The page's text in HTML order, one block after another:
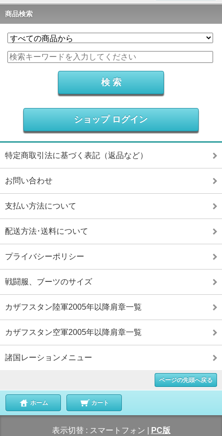
商品検索
ショップ ログイン
特定商取引法に基づく表記（返品など）
お問い合わせ
支払い方法について
配送方法･送料について
プライバシーポリシー
戦闘服、ブーツのサイズ
カザフスタン陸軍2005年以降肩章一覧
カザフスタン空軍2005年以降肩章一覧
諸国レーションメニュー
ページの先頭へ戻る
ホーム カート
表示切替 : スマートフォン PC版